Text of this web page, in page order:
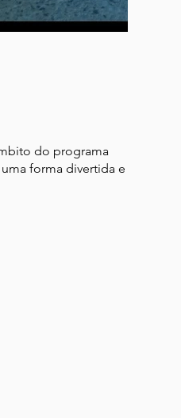
do programa
forma divertida e